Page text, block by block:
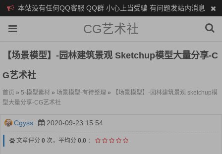
本站没有任何QQ客服 QQ群 小心上当受骗 有问题发站内消息
CG艺术社
【场景模型】-园林建筑景观 Sketchup模型大量分享-C
G艺术社
首页 » 5-模型素材 » 场景模型-有待整理 »
【场景模型】-园林建筑景观 sketchup模
型大量分享-CG艺术社
Cgyss 2020-09-23 15:54
文章评分 0 次，平均分 0.0 ：